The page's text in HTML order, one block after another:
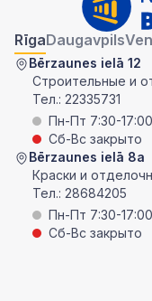
RīgaDaugavpils
Bērzaunes ielā 12
Строительные и
Тел.: 22335731
Пн-Пт 7:30-17:00
Сб-Вс закрыто
Bērzaunes ielā 8a
Краски и
Тел.: 28684205
Пн-Пт 7:30-17:00
Сб-Вс закрыто